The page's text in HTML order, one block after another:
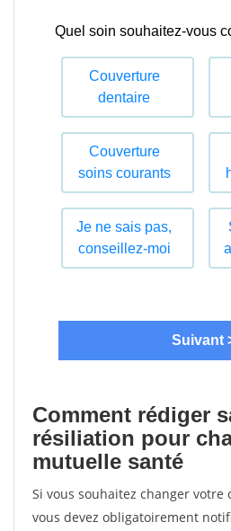
Comment rédiger
résiliation pour
mutuelle santé
Si vous souhaitez changer
vous devez obligatoirement